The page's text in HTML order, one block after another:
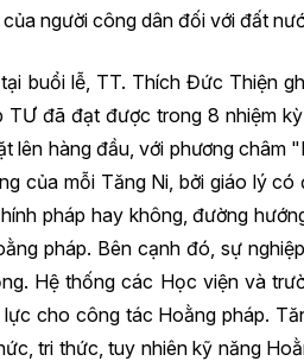
người công dân đối với đất
buổi lễ, TT. Thích Đức Thiện
TƯ đã đạt được trong 8 nhiệm
lên hàng đầu, với phương châm
của mỗi Tăng Ni, bởi giáo lý
pháp hay không, đường
pháp. Bên cạnh đó, sự
Hệ thống các Học viện và
lực cho công tác Hoằng pháp.
tri thức, tuy nhiên kỹ năng